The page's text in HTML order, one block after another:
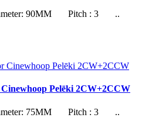
90MM Pitch : 3 ..
Pelēki 2CW+2CCW
75MM Pitch : 3 ..